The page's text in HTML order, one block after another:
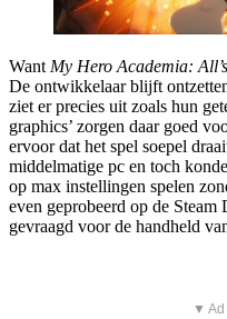
Want My Hero Academia:
De ontwikkelaar blijft
ziet er precies uit zoals hun
graphics’ zorgen daar goed
ervoor dat het spel soepel
middelmatige pc en toch
op max instellingen spelen
even geprobeerd op de Steam
gevraagd voor de handheld
▼ Ad